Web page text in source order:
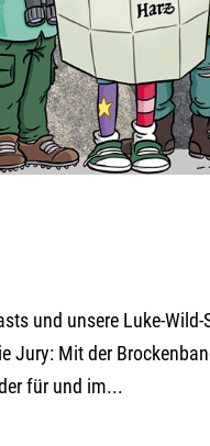
und unsere Luke-
Jury: Mit der
für und im...